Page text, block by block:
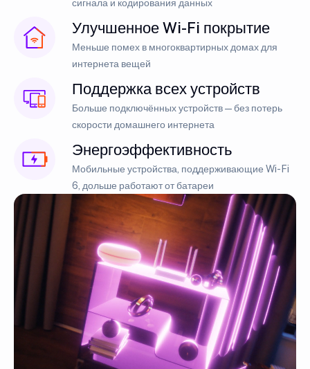
сигнала и кодирования данных
Улучшенное Wi-Fi покрытие
Меньше помех в многоквартирных домах для
интернета вещей
Поддержка всех устройств
Больше подключённых устройств — без потерь
скорости домашнего интернета
Энергоэффективность
Мобильные устройства, поддерживающие Wi-Fi
6, дольше работают от батареи